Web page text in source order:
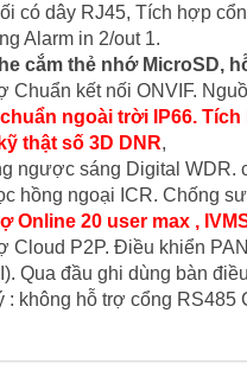
có dây RJ45, Tích hợp
Alarm in 2/out 1.
cắm thẻ nhớ MicroSD,
Chuẩn kết nối ONVIF.
ngoài trời IP66.
thật số 3D DNR,
ngược sáng Digital WDR.
hồng ngoại ICR. Chống
Online 20 user max ,
Cloud P2P. Điều khiển
Qua đầu ghi dùng bàn
: không hỗ trợ cổng RS485